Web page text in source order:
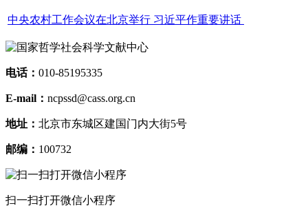
中央农村工作会议在北京举行 习近平作重要讲话
电话： 010-85195335
E-mail： ncpssd@cass.org.cn
地址： 北京市东城区建国门内大街5号
邮编： 100732
扫一扫打开微信小程序